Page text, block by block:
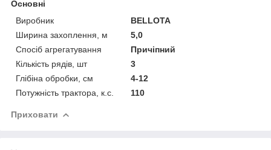
Основні
Виробник
BELLOTA
Ширина захоплення, м
5,0
Спосіб агрегатування
Причіпний
Кількість рядів, шт
3
Глібіна обробки, см
4-12
Потужність трактора, к.с.
110
Приховати